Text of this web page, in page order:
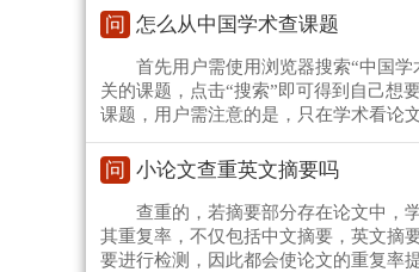
问 怎么从中国学术查课题
首先用户需使用浏览器搜索“中国
关的课题，点击“搜索”即可得到自己想
课题，用户需注意的是，只在学术看论
问 小论文查重英文摘要吗
查重的，若摘要部分存在论文中，
其重复率，不仅包括中文摘要，英文摘
要进行检测，因此都会使论文的重复率